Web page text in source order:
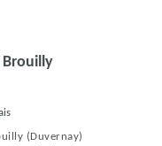
Brouilly
(Duvernay)